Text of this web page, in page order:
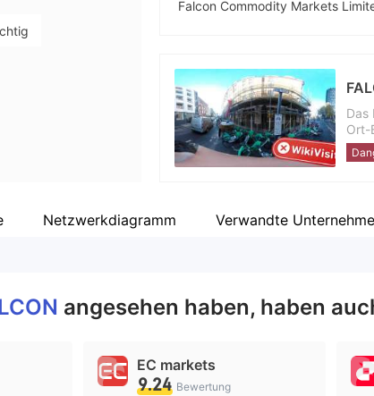
Falcon Commodity Markets
Unternehmensmitarbeiter
--
Das
Ort-
des
Netzwerkdiagramm Verwandte
angesehen haben, haben
EC markets
9.24 Bewertung